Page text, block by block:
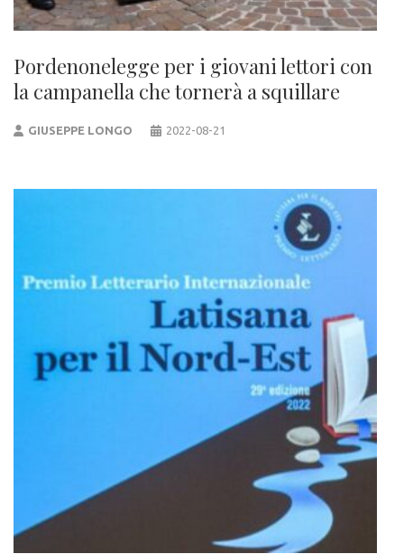
Pordenonelegge per i giovani lettori con
la campanella che tornerà a squillare
GIUSEPPE LONGO 2022-08-21